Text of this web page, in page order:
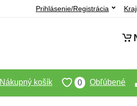
Prihlásenie/Registrácia
0 Obľúbené
Nákupný košík